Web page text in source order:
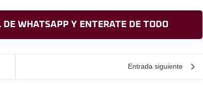
WHATSAPP Y ENTERATE DE TODO
Entrada siguiente